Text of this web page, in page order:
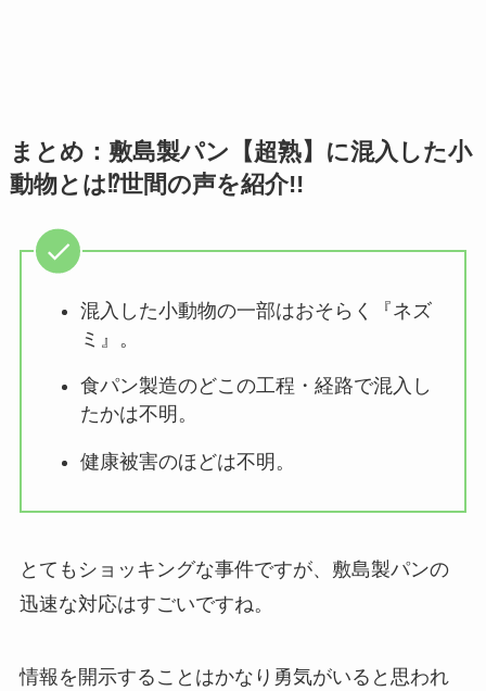
まとめ：敷島製パン【超熟】に混入した小
動物とは⁉世間の声を紹介!!
混入した小動物の一部はおそらく『ネズ
ミ』。
食パン製造のどこの工程・経路で混入し
たかは不明。
健康被害のほどは不明。
とてもショッキングな事件ですが、敷島製パンの
迅速な対応はすごいですね。
情報を開示することはかなり勇気がいると思われ